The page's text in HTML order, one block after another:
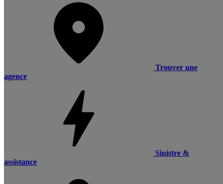
Trouver une
agence
Sinistre &
assistance